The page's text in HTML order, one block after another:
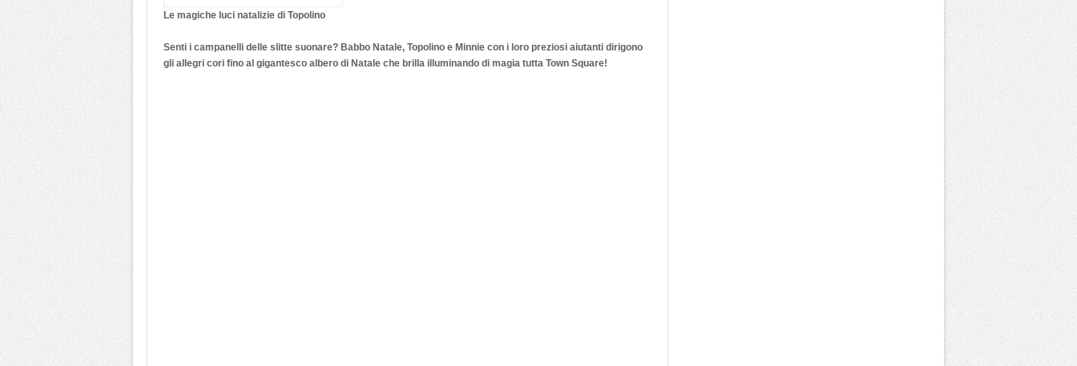
Le magiche luci natalizie di Topolino
Senti i campanelli delle slitte suonare? Babbo Natale, Topolino e Minnie con i loro preziosi aiutanti dirigono
gli allegri cori fino al gigantesco albero di Natale che brilla illuminando di magia tutta Town Square!